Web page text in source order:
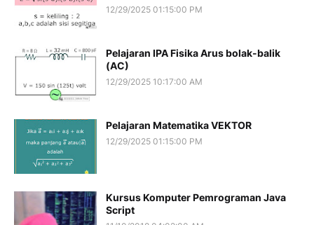
12/29/2025 01:15:00 PM
Pelajaran IPA Fisika Arus bolak-balik
(AC)
12/29/2025 10:17:00 AM
Pelajaran Matematika VEKTOR
12/29/2025 01:15:00 PM
Kursus Komputer Pemrograman Java
Script